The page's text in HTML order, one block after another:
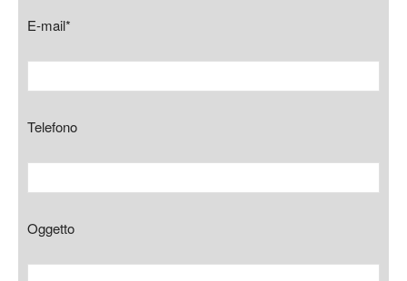
E-mail*
Telefono
Oggetto